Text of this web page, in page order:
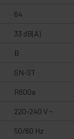
64
33 dB(A)
B
SN-ST
R600a
220-240 V ~
50/60 Hz